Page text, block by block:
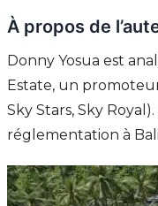
À propos de
Donny Yosua est
Estate, un
Sky Stars, Sky
réglementation à